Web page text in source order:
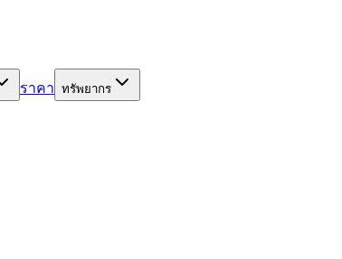
ราคา ทรัพยากร